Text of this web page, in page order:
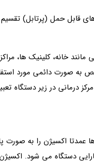
قابل حمل (پرتابل)
خانه، کلینیک‌ ها،
به صورت دائمی مورد
درمانی در زیر دستگاه
عمدتا اکسیژن را به صورت
دستگاه می شود.